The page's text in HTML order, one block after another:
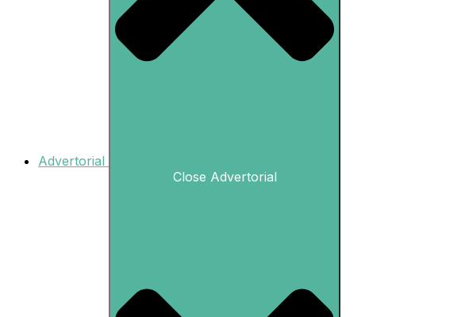
Advertorial
Close Advertorial